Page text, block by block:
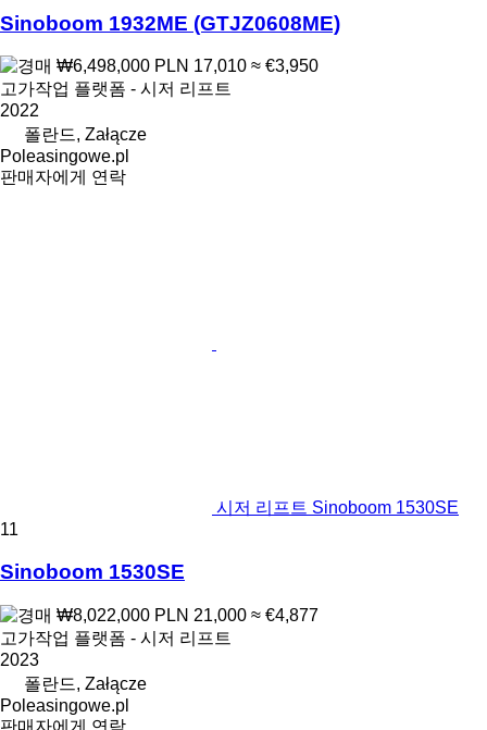
Sinoboom 1932ME (GTJZ0608ME)
₩6,498,000 PLN 17,010 ≈ €3,950
고가작업 플랫폼 - 시저 리프트
2022
폴란드, Załącze
Poleasingowe.pl
판매자에게 연락
시저 리프트 Sinoboom 1530SE
11
Sinoboom 1530SE
₩8,022,000 PLN 21,000 ≈ €4,877
고가작업 플랫폼 - 시저 리프트
2023
폴란드, Załącze
Poleasingowe.pl
판매자에게 연락